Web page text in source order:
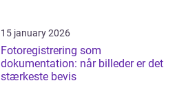
15 january 2026
Fotoregistrering som
dokumentation: når billeder er det
stærkeste bevis